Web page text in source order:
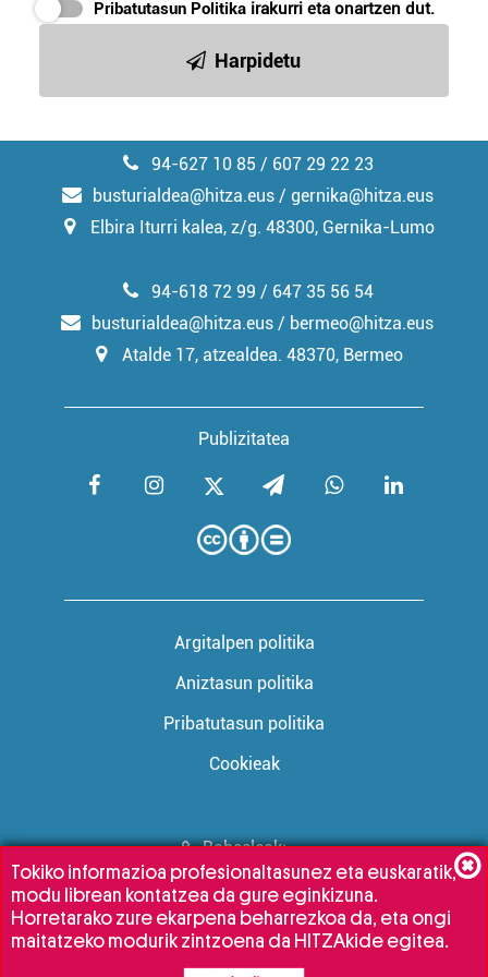
irakurri
Pribatutasun Politika irakurri eta onartzen dut.
Harpidetu
94-627 10 85 / 607 29 22 23
busturialdea@hitza.eus / gernika@hitza.eus
Elbira Iturri kalea, z/g. 48300, Gernika-Lumo
Publizitatea
94-618 72 99 / 647 35 56 54
busturialdea@hitza.eus / bermeo@hitza.eus
Atalde 17, atzealdea. 48370, Bermeo
Argitalpen politika
Aniztasun politika
Pribatutasun politika
Cookieak
Babesleak:
Tokiko informazioa profesionaltasunez eta euskaratik,
modu librean kontatzea da gure eginkizuna.
Horretarako zure ekarpena beharrezkoa da, eta ongi
maitatzeko modurik zintzoena da HITZAkide egitea.